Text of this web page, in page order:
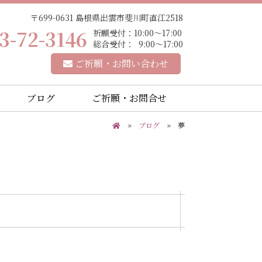
〒699-0631 島根県出雲市斐川町直江2518
72-3146 祈願受付：10:00～17:00
総合受付： 9:00～17:00
ご祈願・お問い合わせ
ブログ ご祈願・お問合せ
» ブログ » 夢